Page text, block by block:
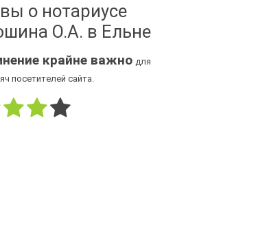
о нотариусе
О.А. в Ельне
крайне важно для
посетителей сайта.